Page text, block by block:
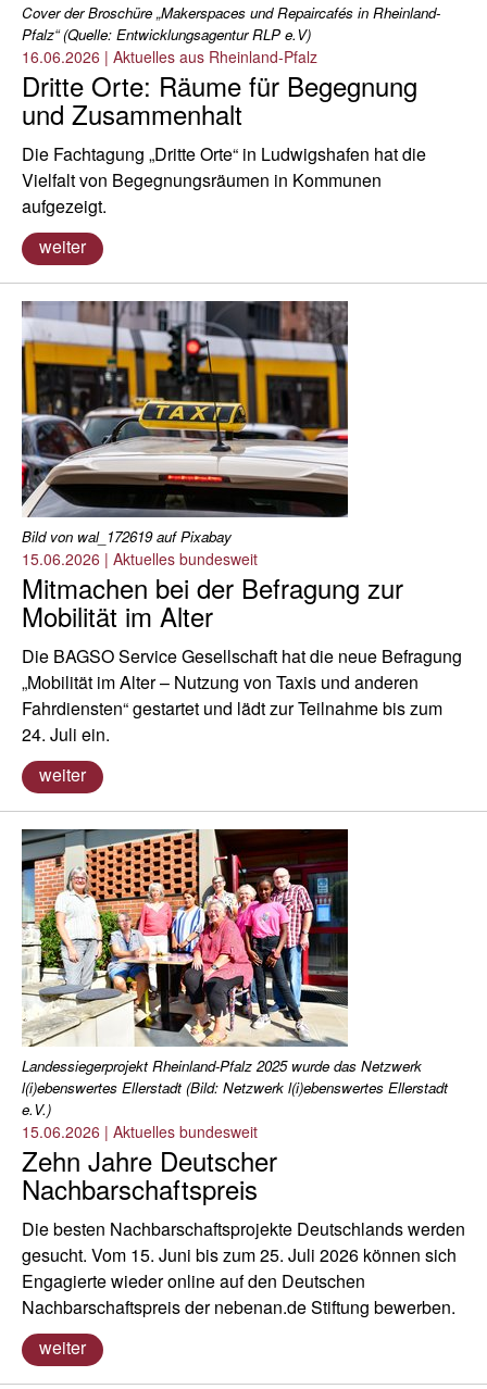
Cover der Broschüre „Makerspaces und Repaircafés in Rheinland-
Pfalz“ (Quelle: Entwicklungsagentur RLP e.V)
16.06.2026 | Aktuelles aus Rheinland-Pfalz
Dritte Orte: Räume für Begegnung
und Zusammenhalt
Die Fachtagung „Dritte Orte“ in Ludwigshafen hat die
Vielfalt von Begegnungsräumen in Kommunen
aufgezeigt.
weiter
Bild von wal_172619 auf Pixabay
15.06.2026 | Aktuelles bundesweit
Mitmachen bei der Befragung zur
Mobilität im Alter
Die BAGSO Service Gesellschaft hat die neue Befragung
„Mobilität im Alter – Nutzung von Taxis und anderen
Fahrdiensten“ gestartet und lädt zur Teilnahme bis zum
24. Juli ein.
weiter
Landessiegerprojekt Rheinland-Pfalz 2025 wurde das Netzwerk
l(i)ebenswertes Ellerstadt (Bild: Netzwerk l(i)ebenswertes Ellerstadt
e.V.)
15.06.2026 | Aktuelles bundesweit
Zehn Jahre Deutscher
Nachbarschaftspreis
Die besten Nachbarschaftsprojekte Deutschlands werden
gesucht. Vom 15. Juni bis zum 25. Juli 2026 können sich
Engagierte wieder online auf den Deutschen
Nachbarschaftspreis der nebenan.de Stiftung bewerben.
weiter